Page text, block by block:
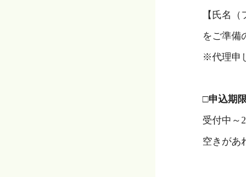
【氏名
をご準備
※代理申
□申込期限
受付中～
空きがあ